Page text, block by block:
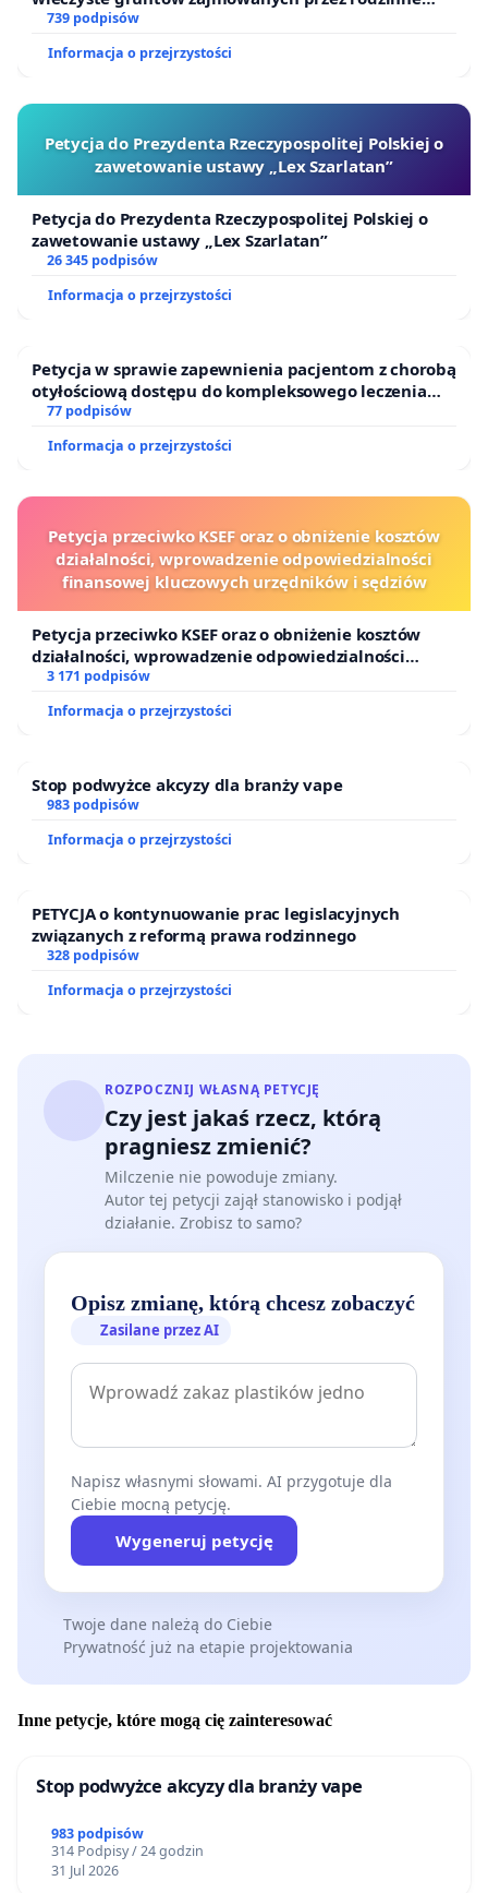
ogrody działkowe.
739 podpisów
Informacja o przejrzystości
Petycja do Prezydenta Rzeczypospolitej Polskiej o
zawetowanie ustawy „Lex Szarlatan”
Petycja do Prezydenta Rzeczypospolitej Polskiej o
zawetowanie ustawy „Lex Szarlatan”
26 345 podpisów
Informacja o przejrzystości
Petycja w sprawie zapewnienia pacjentom z chorobą
otyłościową dostępu do kompleksowego leczenia
oraz programów profilaktycznych.
77 podpisów
Informacja o przejrzystości
Petycja przeciwko KSEF oraz o obniżenie kosztów
działalności, wprowadzenie odpowiedzialności
finansowej kluczowych urzędników i sędziów
Petycja przeciwko KSEF oraz o obniżenie kosztów
działalności, wprowadzenie odpowiedzialności
finansowej kluczowych urzędników i sędziów
3 171 podpisów
Informacja o przejrzystości
Stop podwyżce akcyzy dla branży vape
983 podpisów
Informacja o przejrzystości
PETYCJA o kontynuowanie prac legislacyjnych
związanych z reformą prawa rodzinnego
328 podpisów
Informacja o przejrzystości
ROZPOCZNIJ WŁASNĄ PETYCJĘ
Czy jest jakaś rzecz, którą
pragniesz zmienić?
Milczenie nie powoduje zmiany.
Autor tej petycji zajął stanowisko i podjął
działanie. Zrobisz to samo?
Opisz zmianę, którą chcesz zobaczyć
Zasilane przez AI
Napisz własnymi słowami. AI przygotuje dla
Ciebie mocną petycję.
Wygeneruj petycję
Twoje dane należą do Ciebie
Prywatność już na etapie projektowania
Inne petycje, które mogą cię zainteresować
Stop podwyżce akcyzy dla branży vape
983 podpisów
314 Podpisy / 24 godzin
31 Jul 2026